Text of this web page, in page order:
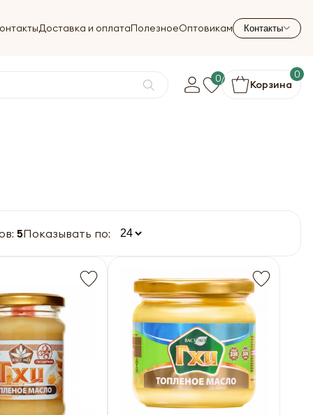
Доставка и оплатаПолезноеОптовикам Контакты
0 Корзина
0
5Показывать по: